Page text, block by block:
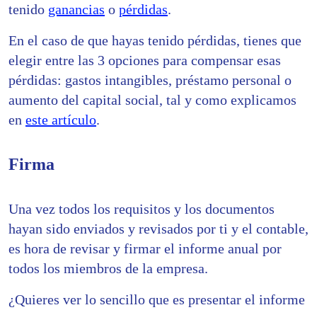
tenido ganancias o pérdidas.
En el caso de que hayas tenido pérdidas, tienes que
elegir entre las 3 opciones para compensar esas
pérdidas: gastos intangibles, préstamo personal o
aumento del capital social, tal y como explicamos
en este artículo.
Firma
Una vez todos los requisitos y los documentos
hayan sido enviados y revisados por ti y el contable,
es hora de revisar y firmar el informe anual por
todos los miembros de la empresa.
¿Quieres ver lo sencillo que es presentar el informe